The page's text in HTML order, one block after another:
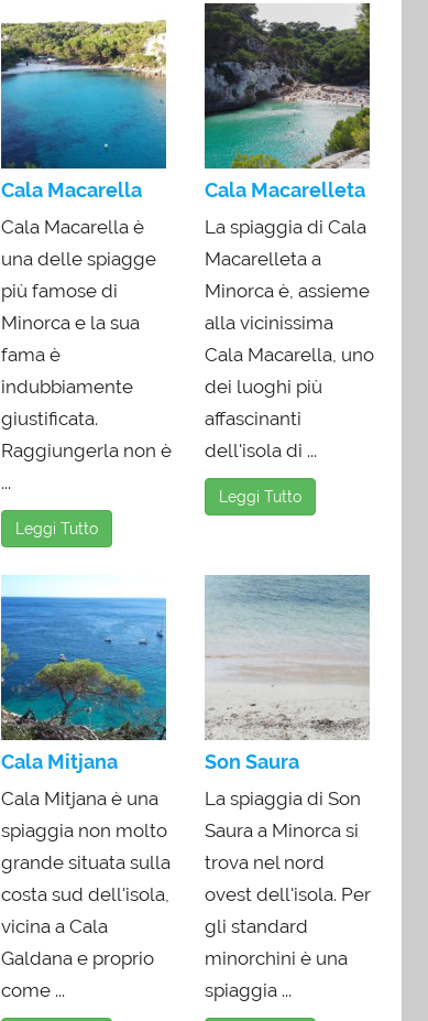
Cala Macarella
Cala Macarella è
una delle spiagge
più famose di
Minorca e la sua
fama è
indubbiamente
giustificata.
Raggiungerla non è
...
Leggi Tutto
Cala Macarelleta
La spiaggia di Cala
Macarelleta a
Minorca è, assieme
alla vicinissima
Cala Macarella, uno
dei luoghi più
affascinanti
dell'isola di ...
Leggi Tutto
Cala Mitjana
Cala Mitjana è una
spiaggia non molto
grande situata sulla
costa sud dell'isola,
vicina a Cala
Galdana e proprio
come ...
Son Saura
La spiaggia di Son
Saura a Minorca si
trova nel nord
ovest dell'isola. Per
gli standard
minorchini è una
spiaggia ...